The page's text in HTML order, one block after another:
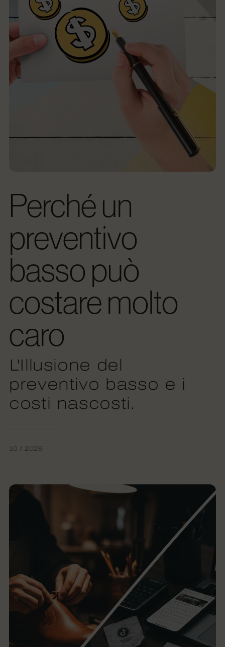
Perché un
preventivo
basso può
costare molto
caro
L'Illusione del
preventivo basso e i
costi nascosti.
10 / 2025